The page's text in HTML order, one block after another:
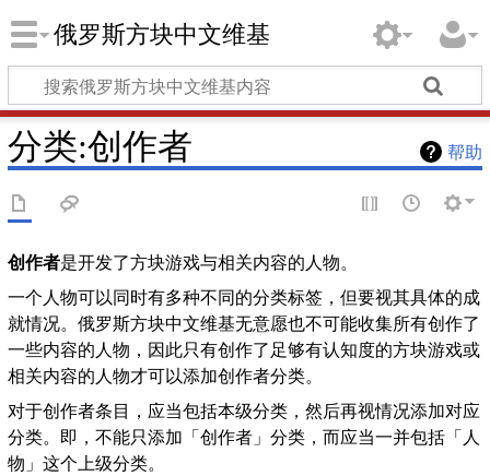
俄罗斯方块中文维基
帮助
分类:创作者
创作者是开发了方块游戏与相关内容的人物。
一个人物可以同时有多种不同的分类标签，但要视其具体的成
就情况。俄罗斯方块中文维基无意愿也不可能收集所有创作了
一些内容的人物，因此只有创作了足够有认知度的方块游戏或
相关内容的人物才可以添加创作者分类。
对于创作者条目，应当包括本级分类，然后再视情况添加对应
分类。即，不能只添加「创作者」分类，而应当一并包括「人
物」这个上级分类。